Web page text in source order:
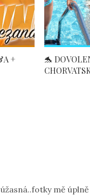
+
🐬
mě